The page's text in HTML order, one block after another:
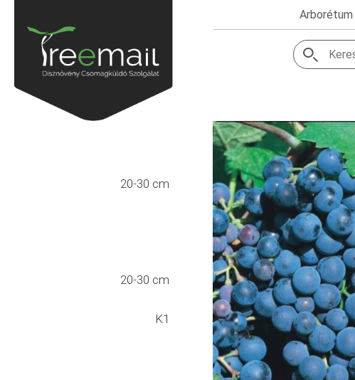
Arborétum
20-30 cm
20-30 cm
K1